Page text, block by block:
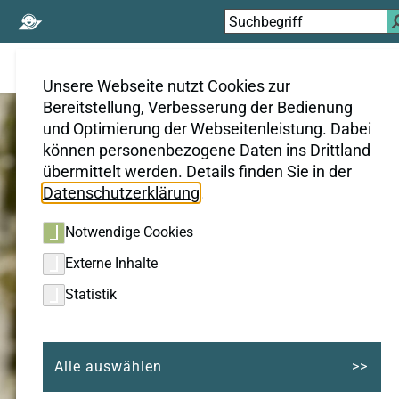
Suchen
nach:
Unsere Webseite nutzt Cookies zur
Bereitstellung, Verbesserung der Bedienung
und Optimierung der Webseitenleistung. Dabei
können personenbezogene Daten ins Drittland
übermittelt werden. Details finden Sie in der
Datenschutzerklärung.
Notwendige Cookies
Externe Inhalte
Statistik
Alle auswählen